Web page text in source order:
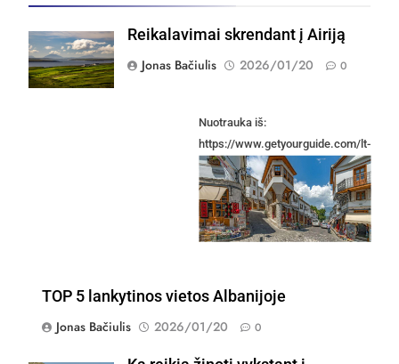
Reikalavimai skrendant į Airiją
Jonas Bačiulis
2026/01/20 0
Nuotrauka iš:
https://www.getyourguide.com/lt-
lt/vlore-l2836/gjirokasteris-ir-
melynoji-akis-dienos-ekskursija-
is-vlores-t1007382/
TOP 5 lankytinos vietos Albanijoje
Jonas Bačiulis
2026/01/20 0